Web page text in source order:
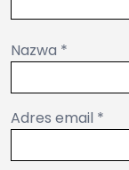
Nazwa *
Adres email *